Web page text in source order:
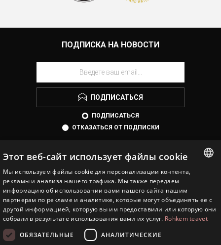
ПОДПИСКА НА НОВОСТИ
ПОДПИСАТЬСЯ
ПОДПИСАТЬСЯ
ОТКАЗАТЬСЯ ОТ ПОДПИСКИ
EESTI JUVEEL
ИНФОРМАЦИЯ
ENGLISH
RUSSIAN
Этот веб-сайт использует файлы cookie
Мы используем файлы cookie для персонализации контента,
рекламы и анализа нашего трафика. Мы также передаем
информацию об использовании вами нашего сайта нашим
партнерам по рекламе и аналитике, которые могут объединять ее с
другой информацией, которую вы им предоставили или которую они
собрали в результате использования вами их услуг. Rohkem teavet
ОБЯЗАТЕЛЬНЫЕ
АНАЛИТИЧЕСКИЕ